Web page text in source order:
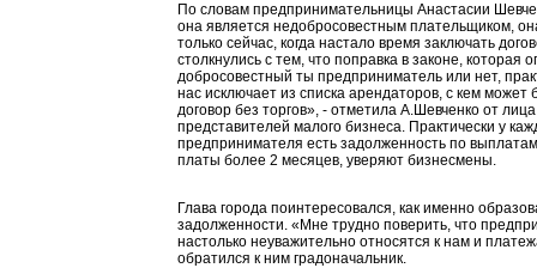
По словам предпринимательницы Анастасии
она является недобросовестным плательщиком,
только сейчас, когда настало время заключать
столкнулись с тем, что поправка в законе, которая
добросовестный ты предприниматель или нет,
нас исключает из списка арендаторов, с кем может
договор без торгов», - отметила А.Шевченко от
представителей малого бизнеса. Практически у
предпринимателя есть задолженность по
платы более 2 месяцев, уверяют бизнесмены.
Глава города поинтересовался, как именно
задолженности. «Мне трудно поверить, что
настолько неуважительно относятся к нам и
обратился к ним градоначальник.